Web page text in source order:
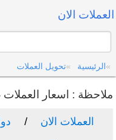
العملات الان
الرئيسية تحويل العملات
ملاحظة : اسعار العملات
العملات الان